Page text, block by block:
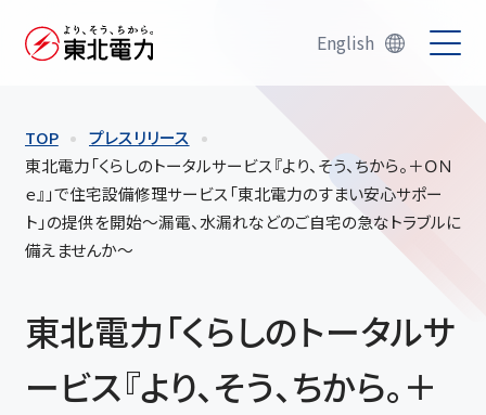
English
TOP
プレスリリース
東北電力「くらしのトータルサービス『より、そう、ちから。＋ＯＮ
ｅ』」で住宅設備修理サービス「東北電力のすまい安心サポー
ト」の提供を開始～漏電、水漏れなどのご自宅の急なトラブルに
備えませんか～
東北電力「くらしのトータルサ
ービス『より、そう、ちから。＋